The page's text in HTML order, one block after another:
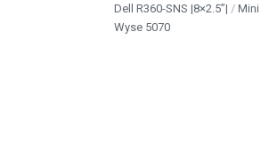
Dell R360-SNS |8×2.5”|
Mini
Wyse 5070